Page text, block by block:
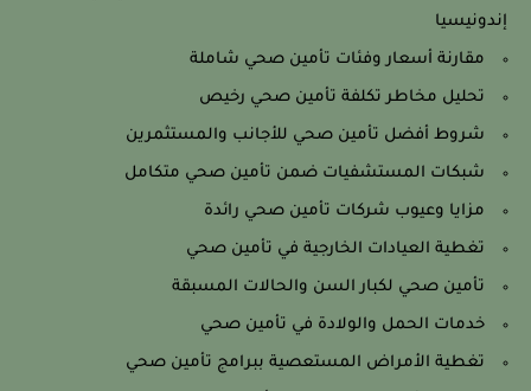
إندونيسيا
مقارنة أسعار وفئات تأمين صحي شاملة
تحليل مخاطر تكلفة تأمين صحي رخيص
شروط أفضل تأمين صحي للأجانب والمستثمرين
شبكات المستشفيات ضمن تأمين صحي متكامل
مزايا وعيوب شركات تأمين صحي رائدة
تغطية العيادات الخارجية في تأمين صحي
تأمين صحي لكبار السن والحالات المسبقة
خدمات الحمل والولادة في تأمين صحي
تغطية الأمراض المستعصية ببرامج تأمين صحي